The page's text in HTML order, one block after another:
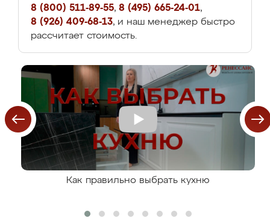
8 (800) 511-89-55, 8 (495) 665-24-01,
8 (926) 409-68-13, и наш менеджер быстро
рассчитает стоимость.
Как правильно выбрать кухню